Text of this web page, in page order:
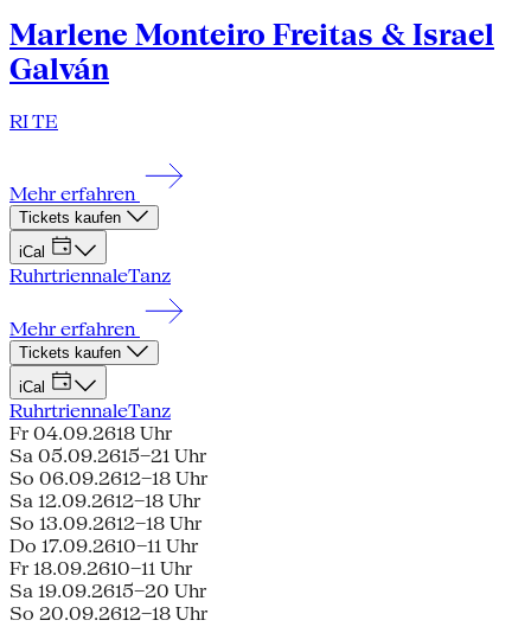
Marlene Monteiro Freitas & Israel
Galván
RI TE
Mehr erfahren
Tickets kaufen
iCal
RuhrtriennaleTanz
Mehr erfahren
Tickets kaufen
iCal
RuhrtriennaleTanz
Fr 04.09.2618 Uhr
Sa 05.09.2615–21 Uhr
So 06.09.2612–18 Uhr
Sa 12.09.2612–18 Uhr
So 13.09.2612–18 Uhr
Do 17.09.2610–11 Uhr
Fr 18.09.2610–11 Uhr
Sa 19.09.2615–20 Uhr
So 20.09.2612–18 Uhr